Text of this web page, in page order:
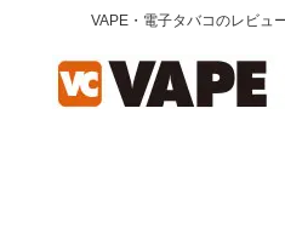
VAPE・電子タバコのレビュ